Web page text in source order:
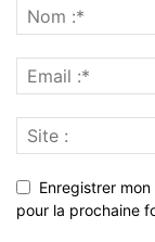
Enregistrer
pour la prochaine